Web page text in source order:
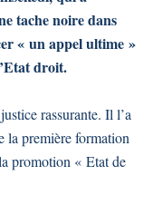
tache noire dans
« un appel ultime »
droit.
rassurante. Il l’a
la première formation
promotion « Etat de